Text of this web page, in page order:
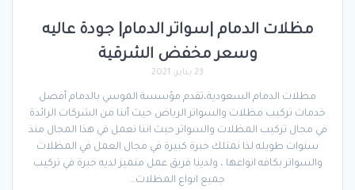
مظلات الدمام |سواتر الدمام| جودة عاليه
وسعر مخفض الشرقية
23 يناير، 2021
مظلات الدمام السعودية،تقدم مؤسسة الموسي بالدمام أفضل
خدمات تركيب مظلات والسواتر الرياض حيث أننا من الشركات الرائدة
في مجال تركيب المظلات والسواتر حيث اننا نعمل في هذا المجال منذ
سنوات طويله لذا نمتلك خبرة كبيرة في مجال العمل في المظلات
والسواتر بكافه انواعها ، ولدينا فريق عمل متميز لديه خبرة في تركيب
جميع انواع المظلات…